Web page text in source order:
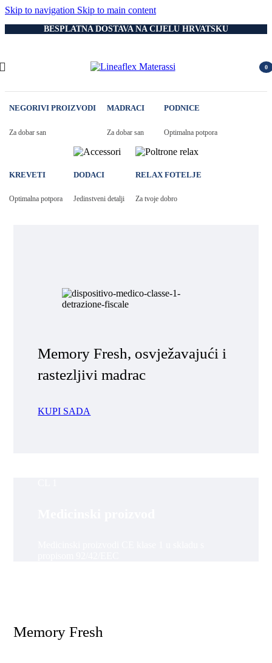
Skip to navigation Skip to main content
BESPLATNA DOSTAVA NA CIJELU HRVATSKU
0
NEGORIVI PROIZVODI
Za dobar san
MADRACI
Za dobar san
PODNICE
Optimalna potpora
KREVETI
Optimalna potpora
DODACI
Jedinstveni detalji
RELAX FOTELJE
Za tvoje dobro
Memory Fresh, osvježavajući i
rastezljivi madrac
KUPI SADA
Memory Fresh